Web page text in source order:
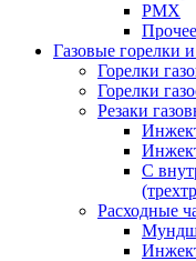
PMX
Газовые горелки и
Горелки
Горелки
Резаки
С
Расходные